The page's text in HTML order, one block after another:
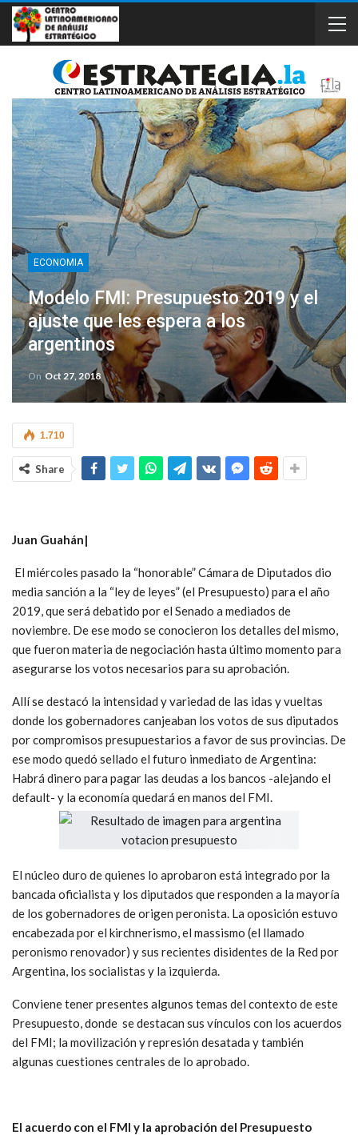
ECONOMIA
Modelo FMI: Presupuesto 2019 y el
ajuste que les espera a los
argentinos
On Oct 27, 2018
1.710
Share
Juan Guahán|
El miércoles pasado la “honorable” Cámara de Diputados dio
media sanción a la “ley de leyes” (el Presupuesto) para el año
2019, que será debatido por el Senado a mediados de
noviembre. De ese modo se conocieron los detalles del mismo,
que fueron materia de negociación hasta último momento para
asegurarse los votos necesarios para su aprobación.
Allí se destacó la intensidad y variedad de las idas y vueltas
donde los gobernadores canjeaban los votos de sus diputados
por compromisos presupuestarios a favor de sus provincias. De
ese modo quedó sellado el futuro inmediato de Argentina:
Habrá dinero para pagar las deudas a los bancos -alejando el
default- y la economía quedará en manos del FMI.
El núcleo duro de quienes lo aprobaron está integrado por la
bancada oficialista y los diputados que responden a la mayoría
de los gobernadores de origen peronista. La oposición estuvo
encabezada por el kirchnerismo, el massismo (el llamado
peronismo renovador) y sus recientes disidentes de la Red por
Argentina, los socialistas y la izquierda.
Conviene tener presentes algunos temas del contexto de este
Presupuesto, donde se destacan sus vínculos con los acuerdos
del FMI; la movilización y represión desatada y también
algunas cuestiones centrales de lo aprobado.
El acuerdo con el FMI y la aprobación del Presupuesto